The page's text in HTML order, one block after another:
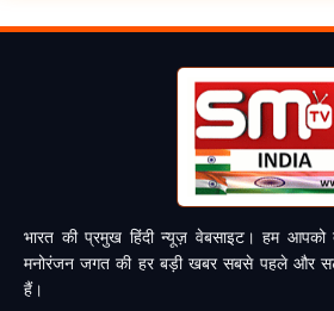
भारत की प्रमुख हिंदी न्यूज़ वेबसाइट। हम
मनोरंजन जगत की हर बड़ी खबर सबसे पहले और
हैं।